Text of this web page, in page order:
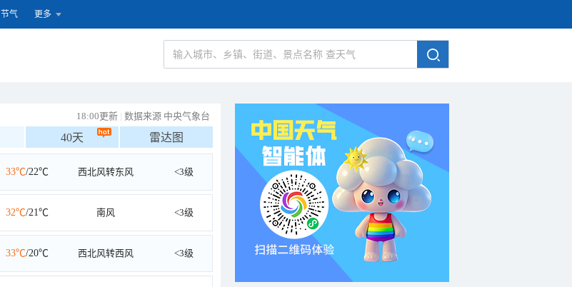
节气 更多
18:00更新 | 数据来源 中央气象台
40天 雷达图
33℃/22℃ 西北风转东风 <3级
32℃/21℃ 南风 <3级
33℃/20℃ 西北风转西风 <3级